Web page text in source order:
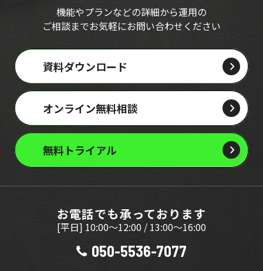
機能やプランなどの詳細から運用の
ご相談までお気軽にお問い合わせください
資料ダウンロード
オンライン無料相談
無料トライアル
お電話でも承っております
[平日] 10:00～12:00 / 13:00～16:00
050-5536-7077